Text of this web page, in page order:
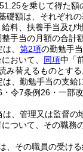
を乗じて得た額
礎額は、それぞれ
料、扶養手当及び
手当の月額の合計
、 第2項の勤勉手
おいて、 同項中「
み替えるものとする
は、勤勉手当の支給
令7条例26・一部
は、管理又は監督の
ついて、その職務
、その職員の受け